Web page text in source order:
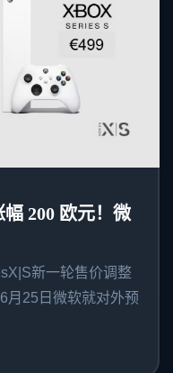
200 欧元！微
新一轮售价调整
月25日微软就对外预